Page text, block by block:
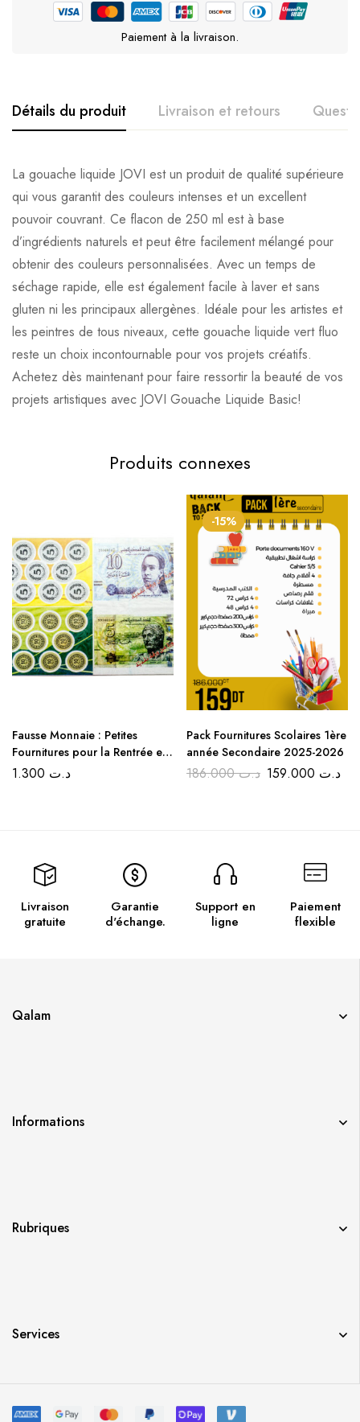
Paiement à la livraison.
Détails du produit Livraison et retours
La gouache liquide JOVI est un produit de qualité supérieure
qui vous garantit des couleurs intenses et un excellent
pouvoir couvrant. Ce flacon de 250 ml est à base
d’ingrédients naturels et peut être facilement mélangé pour
obtenir des couleurs personnalisées. Avec un temps de
séchage rapide, elle est également facile à laver et sans
gluten ni les principaux allergènes. Idéale pour les artistes et
les peintres de tous niveaux, cette gouache liquide vert fluo
reste un choix incontournable pour vos projets créatifs.
Achetez dès maintenant pour faire ressortir la beauté de vos
projets artistiques avec JOVI Gouache Liquide Basic!
Produits connexes
Fausse Monnaie : Petites
Fournitures pour la Rentrée en
Promotionد.ت
-15%
Pack Fournitures Scolaires 1ère
année Secondaire 2025-2026
د.ت186.000 د.ت
Livraison
gratuite
Garantie
d'échange.
Support en
ligne
Paiement
flexible
Qalam
Informations
Rubriques
Services